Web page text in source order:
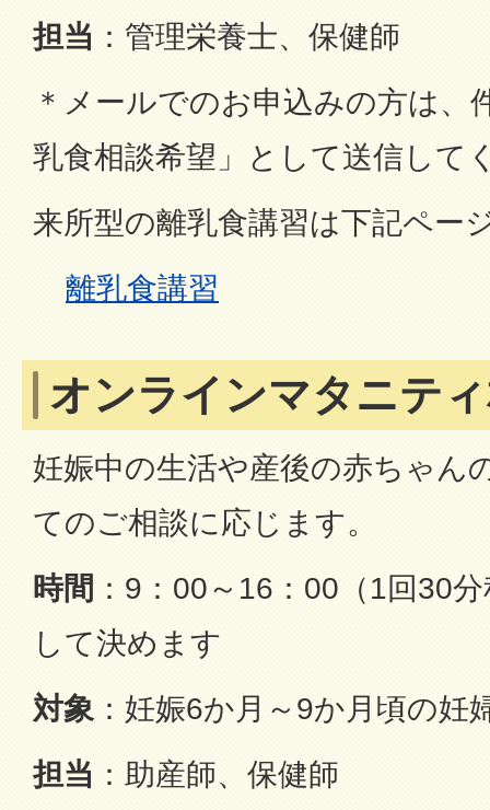
担当 ：管理栄養士、保健師
＊メールでのお申込みの方は、
乳食相談希望」として送信して
来所型の離乳食講習は下記ペー
離乳食講習
オンラインマタニテ
妊娠中の生活や産後の赤ちゃん
てのご相談に応じます。
時間 ：9：00～16：00（1回30
して決めます
対象 ：妊娠6か月～9か月頃の妊
担当 ：助産師、保健師